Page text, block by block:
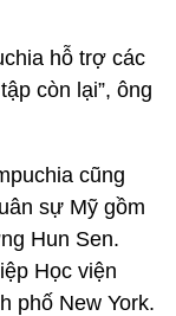
hỗ trợ các
còn lại”, ông
cũng
sự Mỹ gồm
Hun Sen.
Học viện
phố New York.